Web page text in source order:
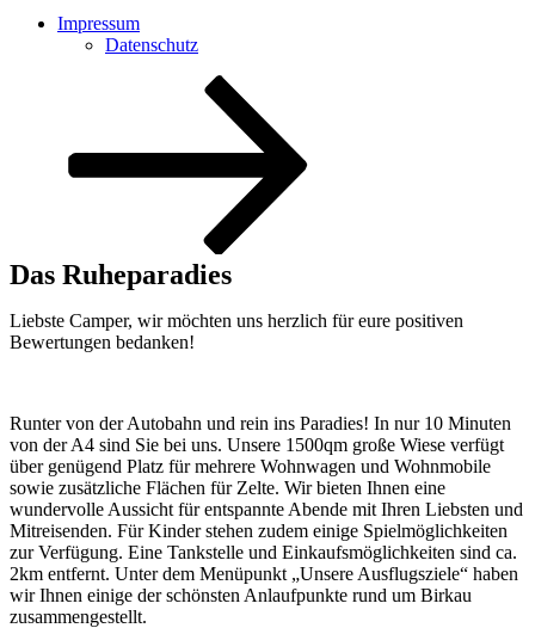
Impressum
Datenschutz
Das Ruheparadies
Liebste Camper, wir möchten uns herzlich für eure positiven
Bewertungen bedanken!
Runter von der Autobahn und rein ins Paradies! In nur 10 Minuten
von der A4 sind Sie bei uns. Unsere 1500qm große Wiese verfügt
über genügend Platz für mehrere Wohnwagen und Wohnmobile
sowie zusätzliche Flächen für Zelte. Wir bieten Ihnen eine
wundervolle Aussicht für entspannte Abende mit Ihren Liebsten und
Mitreisenden. Für Kinder stehen zudem einige Spielmöglichkeiten
zur Verfügung. Eine Tankstelle und Einkaufsmöglichkeiten sind ca.
2km entfernt. Unter dem Menüpunkt „Unsere Ausflugsziele“ haben
wir Ihnen einige der schönsten Anlaufpunkte rund um Birkau
zusammengestellt.